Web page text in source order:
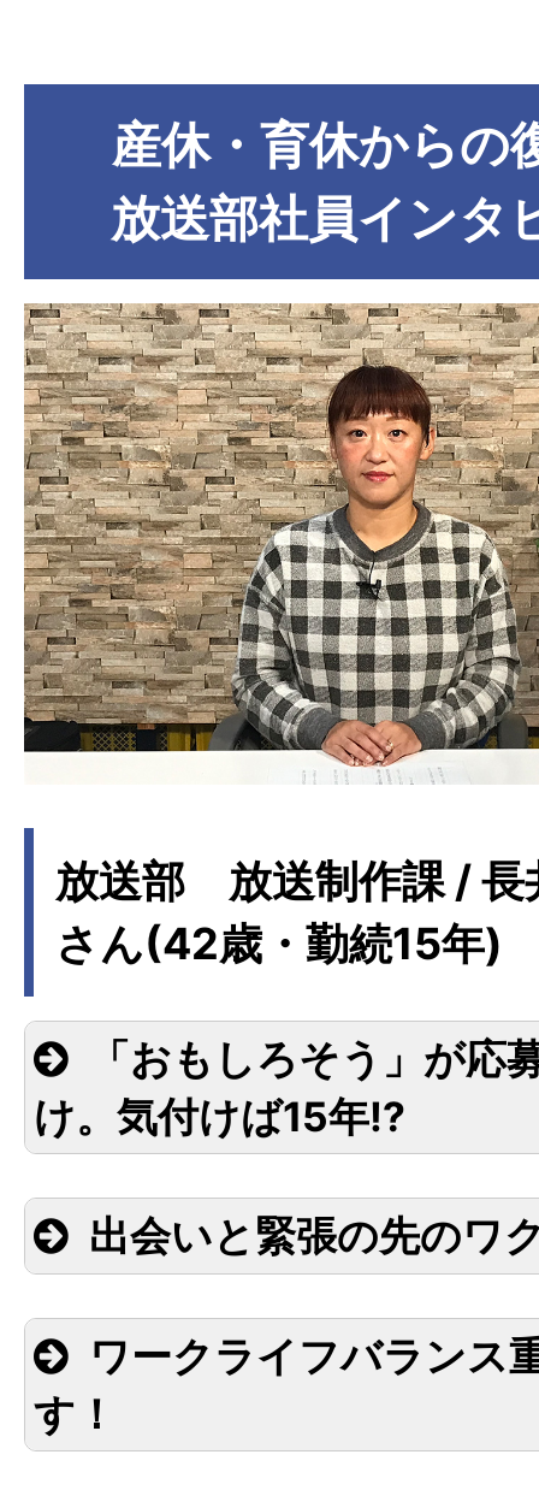
産休・育休からの
放送部社員インタ
放送部 放送制作課 / 長
さん(42歳・勤続15年)
「おもしろそう」が応
け。気付けば15年!?
出会いと緊張の先のワ
ワークライフバランス
す！